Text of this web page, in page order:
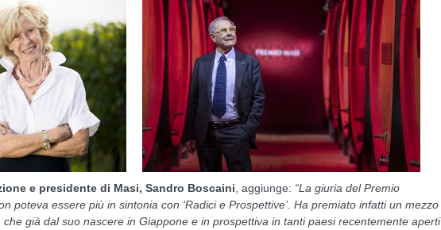
e presidente di Masi, Sandro Boscaini , aggiunge: “La giuria del Premio
poteva essere più in sintonia con ‘Radici e Prospettive’. Ha premiato infatti un mezzo
già dal suo nascere in Giappone e in prospettiva in tanti paesi recentemente aperti